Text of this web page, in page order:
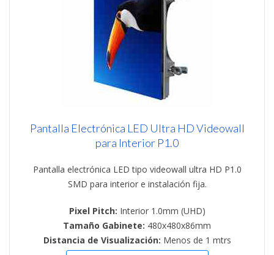
Pantalla Electrónica LED Ultra HD Videowall
para Interior P1.0
Pantalla electrónica LED tipo videowall ultra HD P1.0
SMD para interior e instalación fija.
Pixel Pitch: Interior 1.0mm (UHD)
Tamaño Gabinete: 480x480x86mm
Distancia de Visualización: Menos de 1 mtrs